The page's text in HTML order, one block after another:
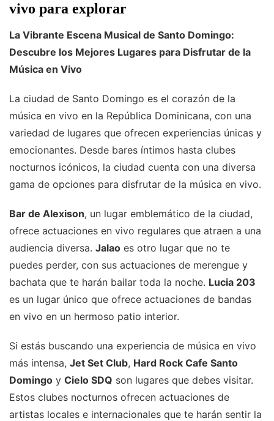
vivo para explorar
La Vibrante Escena Musical de Santo Domingo:
Descubre los Mejores Lugares para Disfrutar de la
Música en Vivo
La ciudad de Santo Domingo es el corazón de la
música en vivo en la República Dominicana, con una
variedad de lugares que ofrecen experiencias únicas y
emocionantes. Desde bares íntimos hasta clubes
nocturnos icónicos, la ciudad cuenta con una diversa
gama de opciones para disfrutar de la música en vivo.
Bar de Alexison, un lugar emblemático de la ciudad,
ofrece actuaciones en vivo regulares que atraen a una
audiencia diversa. Jalao es otro lugar que no te
puedes perder, con sus actuaciones de merengue y
bachata que te harán bailar toda la noche. Lucia 203
es un lugar único que ofrece actuaciones de bandas
en vivo en un hermoso patio interior.
Si estás buscando una experiencia de música en vivo
más intensa, Jet Set Club, Hard Rock Cafe Santo
Domingo y Cielo SDQ son lugares que debes visitar.
Estos clubes nocturnos ofrecen actuaciones de
artistas locales e internacionales que te harán sentir la